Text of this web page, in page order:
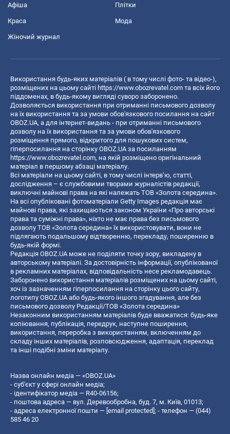
Афіша Плітки
Краса Мода
Жіночий журнал
Використання будь-яких матеріалів ( в тому числі фото- та відео-),
розміщених на цьому сайті https://www.obozrevatel.com та всіх його
піддоменах, в будь-якому вигляді суворо заборонено.
Дозволяється використання при отриманні письмового дозволу
на їх використання та за умови обов'язкового посилання на сайт
OBOZ.UA, а для інтернет-видань - при отриманні письмового
дозволу на їх використання та за умови обов'язкового
розміщення прямого, відкритого для пошукових систем,
гіперпосилання на сторінку OBOZ.UA за посиланням
https://www.obozrevatel.com, на якій розміщено оригінальний
матеріал в першому абзаці матеріалу.
Всі матеріали на цьому сайті, в тому числі інтерв’ю, статті,
дослідження – є службовими творами журналістів редакції,
виключні майнові права на які належать ТОВ «Золота середина».
На всі опубліковані фотоматеріали Getty Images редакція має
майнові права, які захищаються законом України «Про авторські
права та суміжні права», ніхто не має права без письмового
дозволу ТОВ «Золота середина» їх використовувати, вони не
підлягають подальшому відтворенню, перекладу, поширенню в
будь-якій формі.
Редакція OBOZ.UA може не поділяти точку зору, викладену в
авторському матеріалі. За достовірність інформації, опублікованої
в рекламних матеріалах, відповідальність несе рекламодавець.
Заборонено використання матеріалів розміщених на цьому сайті,
хоч із зазначенням гіперпосилання на сторінку цього сайту,
логотипу OBOZ.UA або будь-якого іншого згадування, але без
письмового дозволу Редакції/ТОВ «Золота середина»
Незаконним використанням матеріалів буде вважатися: будь-яке
копiювання, публiкацiя, передрук, наступне поширення,
використання, переробка з використанням, включенням до
складу інших матеріалів, розповсюдження, адаптація, переклад
та інші подібні зміни матеріалу.
Назва онлайн медіа — «OBOZ.UA»
- суб'єкт у сфері онлайн медіа;
- ідентифікатор медіа — R40-06156;
- поштова адреса — вул. Деревообробна, буд. 7, м. Київ, 01013;
- адреса електронної пошти — [email protected] ; - телефон — (044)
585 46 20